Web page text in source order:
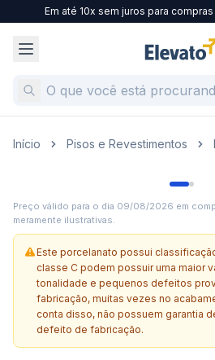
Em até 10x sem juros para
Início Pisos e Revestimentos
Preço válido para o dia 09/08/2026 em
meramente ilustrativas.
Este porcelanato possui
classe C podem possuir uma maior
tonalidade e pequenos defeitos
fabricação, muitas vezes no
conta disso, não possuem garantia
defeito de fabricação.